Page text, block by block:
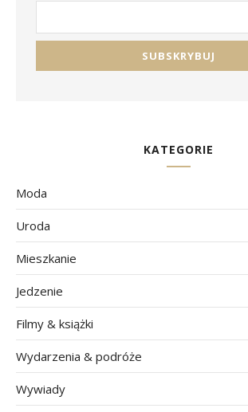
KATEGORIE
Moda
Uroda
Mieszkanie
Jedzenie
Filmy & książki
Wydarzenia & podróże
Wywiady